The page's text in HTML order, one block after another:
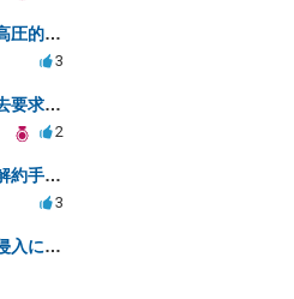
家賃滞納の原因と全保連からの高圧的対応への対策は？
3
賃貸契約更新時の大家からの退去要求への法的対応方法は？
2
連帯保証人が本人確定前に賃貸解約手続きをすることに関して
3
賃貸契約更新拒否と大家の不法侵入についての法的対処方法は？